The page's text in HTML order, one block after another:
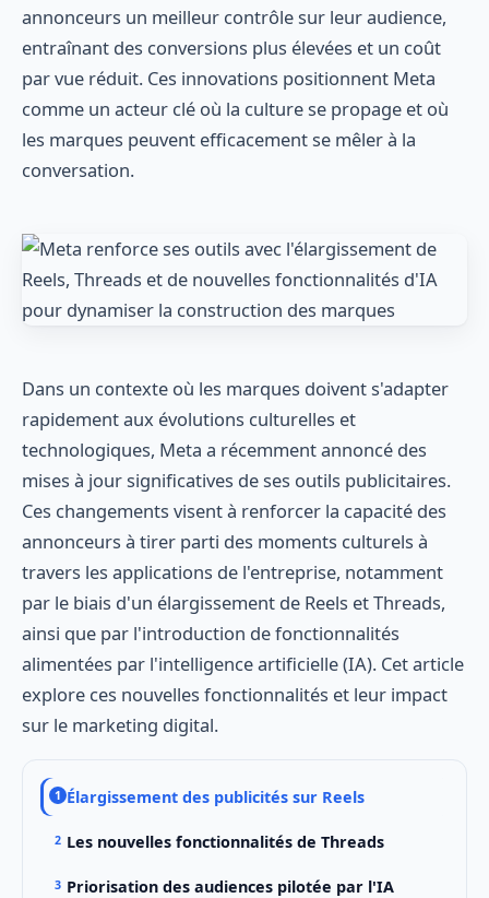
annonceurs un meilleur contrôle sur leur audience,
entraînant des conversions plus élevées et un coût
par vue réduit. Ces innovations positionnent Meta
comme un acteur clé où la culture se propage et où
les marques peuvent efficacement se mêler à la
conversation.
Dans un contexte où les marques doivent s'adapter
rapidement aux évolutions culturelles et
technologiques, Meta a récemment annoncé des
mises à jour significatives de ses outils publicitaires.
Ces changements visent à renforcer la capacité des
annonceurs à tirer parti des moments culturels à
travers les applications de l'entreprise, notamment
par le biais d'un élargissement de Reels et Threads,
ainsi que par l'introduction de fonctionnalités
alimentées par l'intelligence artificielle (IA). Cet article
explore ces nouvelles fonctionnalités et leur impact
sur le marketing digital.
Élargissement des publicités sur Reels
Les nouvelles fonctionnalités de Threads
Priorisation des audiences pilotée par l'IA